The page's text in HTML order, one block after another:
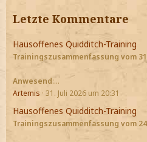
Letzte Kommentare
Hausoffenes Quidditch-Training
Trainingszusammenfassung vom
Anwesend:…
Artemis 31. Juli 2026 um 20:31
Hausoffenes Quidditch-Training
Trainingszusammenfassung vom